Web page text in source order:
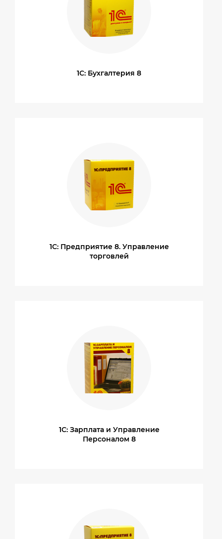
1С: Бухгалтерия 8
1С: Предприятие 8. Управление
торговлей
1С: Зарплата и Управление
Персоналом 8